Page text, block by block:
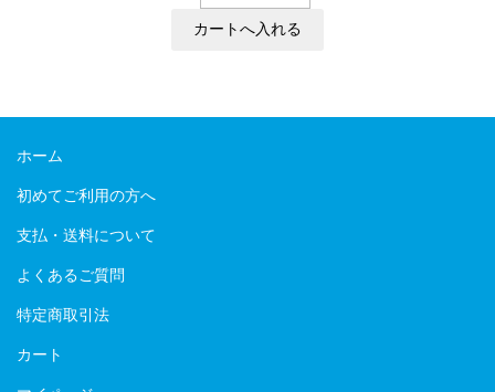
ホーム
初めてご利用の方へ
支払・送料について
よくあるご質問
特定商取引法
カート